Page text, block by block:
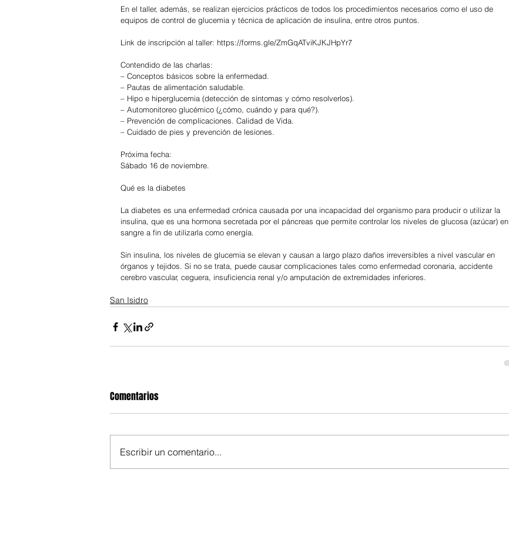
En el taller, además, se realizan ejercicios prácticos de todos los procedimientos necesarios como el uso de
equipos de control de glucemia y técnica de aplicación de insulina, entre otros puntos.
Link de inscripción al taller: https://forms.gle/ZmGqATviKJKJHpYr7
Contendido de las charlas:
– Conceptos básicos sobre la enfermedad.
– Pautas de alimentación saludable.
– Hipo e hiperglucemia (detección de síntomas y cómo resolverlos).
– Automonitoreo glucémico (¿cómo, cuándo y para qué?).
– Prevención de complicaciones. Calidad de Vida.
– Cuidado de pies y prevención de lesiones.
Próxima fecha:
Sábado 16 de noviembre.
Qué es la diabetes
La diabetes es una enfermedad crónica causada por una incapacidad del organismo para producir o utilizar la
insulina, que es una hormona secretada por el páncreas que permite controlar los niveles de glucosa (azúcar) en
sangre a fin de utilizarla como energía.
Sin insulina, los niveles de glucemia se elevan y causan a largo plazo daños irreversibles a nivel vascular en
órganos y tejidos. Si no se trata, puede causar complicaciones tales como enfermedad coronaria, accidente
cerebro vascular, ceguera, insuficiencia renal y/o amputación de extremidades inferiores.
San Isidro
Comentarios
Escribir un comentario...